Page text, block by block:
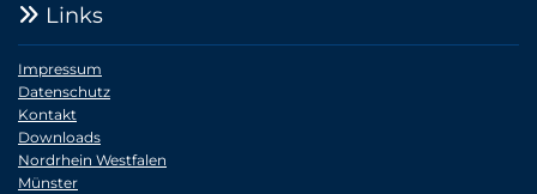
 Links
Impressum
Datenschutz
Kontakt
Downloads
Nordrhein Westfalen
Münster